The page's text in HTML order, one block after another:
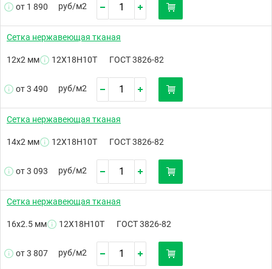
от 1 890 руб/м2
Сетка нержавеющая тканая
12х2 мм 12Х18Н10Т ГОСТ 3826-82
от 3 490 руб/м2
Сетка нержавеющая тканая
14х2 мм 12Х18Н10Т ГОСТ 3826-82
от 3 093 руб/м2
Сетка нержавеющая тканая
16х2.5 мм 12Х18Н10Т ГОСТ 3826-82
от 3 807 руб/м2